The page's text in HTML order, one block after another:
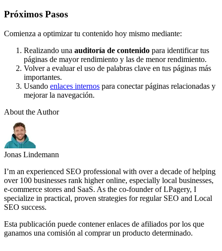
Próximos Pasos
Comienza a optimizar tu contenido hoy mismo mediante:
Realizando una auditoría de contenido para identificar tus
páginas de mayor rendimiento y las de menor rendimiento.
Volver a evaluar el uso de palabras clave en tus páginas más
importantes.
Usando enlaces internos para conectar páginas relacionadas y
mejorar la navegación.
About the Author
Jonas Lindemann
I’m an experienced SEO professional with over a decade of helping
over 100 businesses rank higher online, especially local businesses,
e-commerce stores and SaaS. As the co-founder of LPagery, I
specialize in practical, proven strategies for regular SEO and Local
SEO success.
Esta publicación puede contener enlaces de afiliados por los que
ganamos una comisión al comprar un producto determinado.